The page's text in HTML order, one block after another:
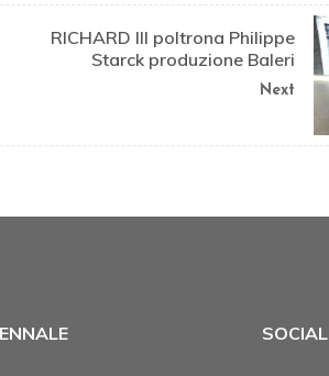
RICHARD III poltrona Philippe
Starck produzione Baleri
Next
SOCIAL